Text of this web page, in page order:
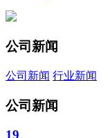
公司新闻
公司新闻 行业新闻
公司新闻